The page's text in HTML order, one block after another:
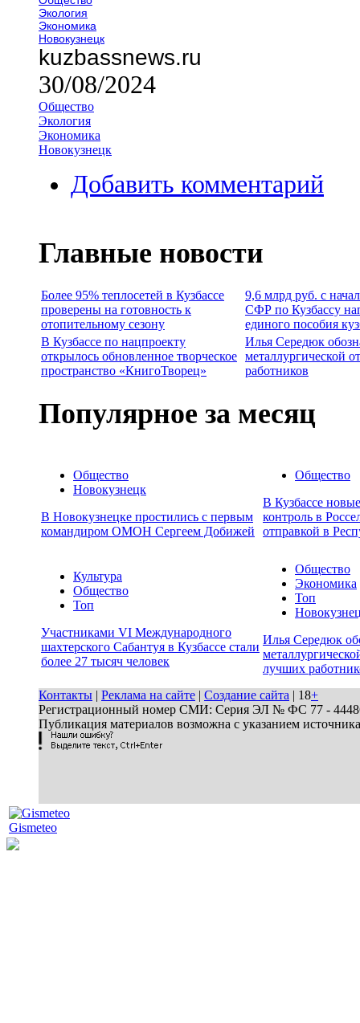
Экология
Экономика
Новокузнецк
kuzbassnews.ru
30/08/2024
Общество
Экология
Экономика
Новокузнецк
Добавить комментарий
Главные новости
Более 95% теплосетей в Кузбассе
проверены на готовность к
отопительному сезону
9,6 млрд руб. с
СФР по Кузбассу
единого пособия
В Кузбассе по нацпроекту
открылось обновленное творческое
пространство «КнигоТворец»
Илья Середюк
металлургической
работников
Популярное за месяц
Общество
Новокузнецк
В Новокузнецке простились с первым
командиром ОМОН Сергеем Добижей
Общество
В Кузбассе
контроль в
отправкой в
Культура
Общество
Топ
Участниками VI Международного
шахтерского Сабантуя в Кузбассе стали
более 27 тысяч человек
Общество
Экономика
Топ
Илья Середюк
лучших
Контакты | Реклама на сайте | Создание сайта | 18+
Регистрационный номер СМИ: Серия ЭЛ № ФС 77 - 44486
Публикация материалов возможна с указанием
Gismeteo